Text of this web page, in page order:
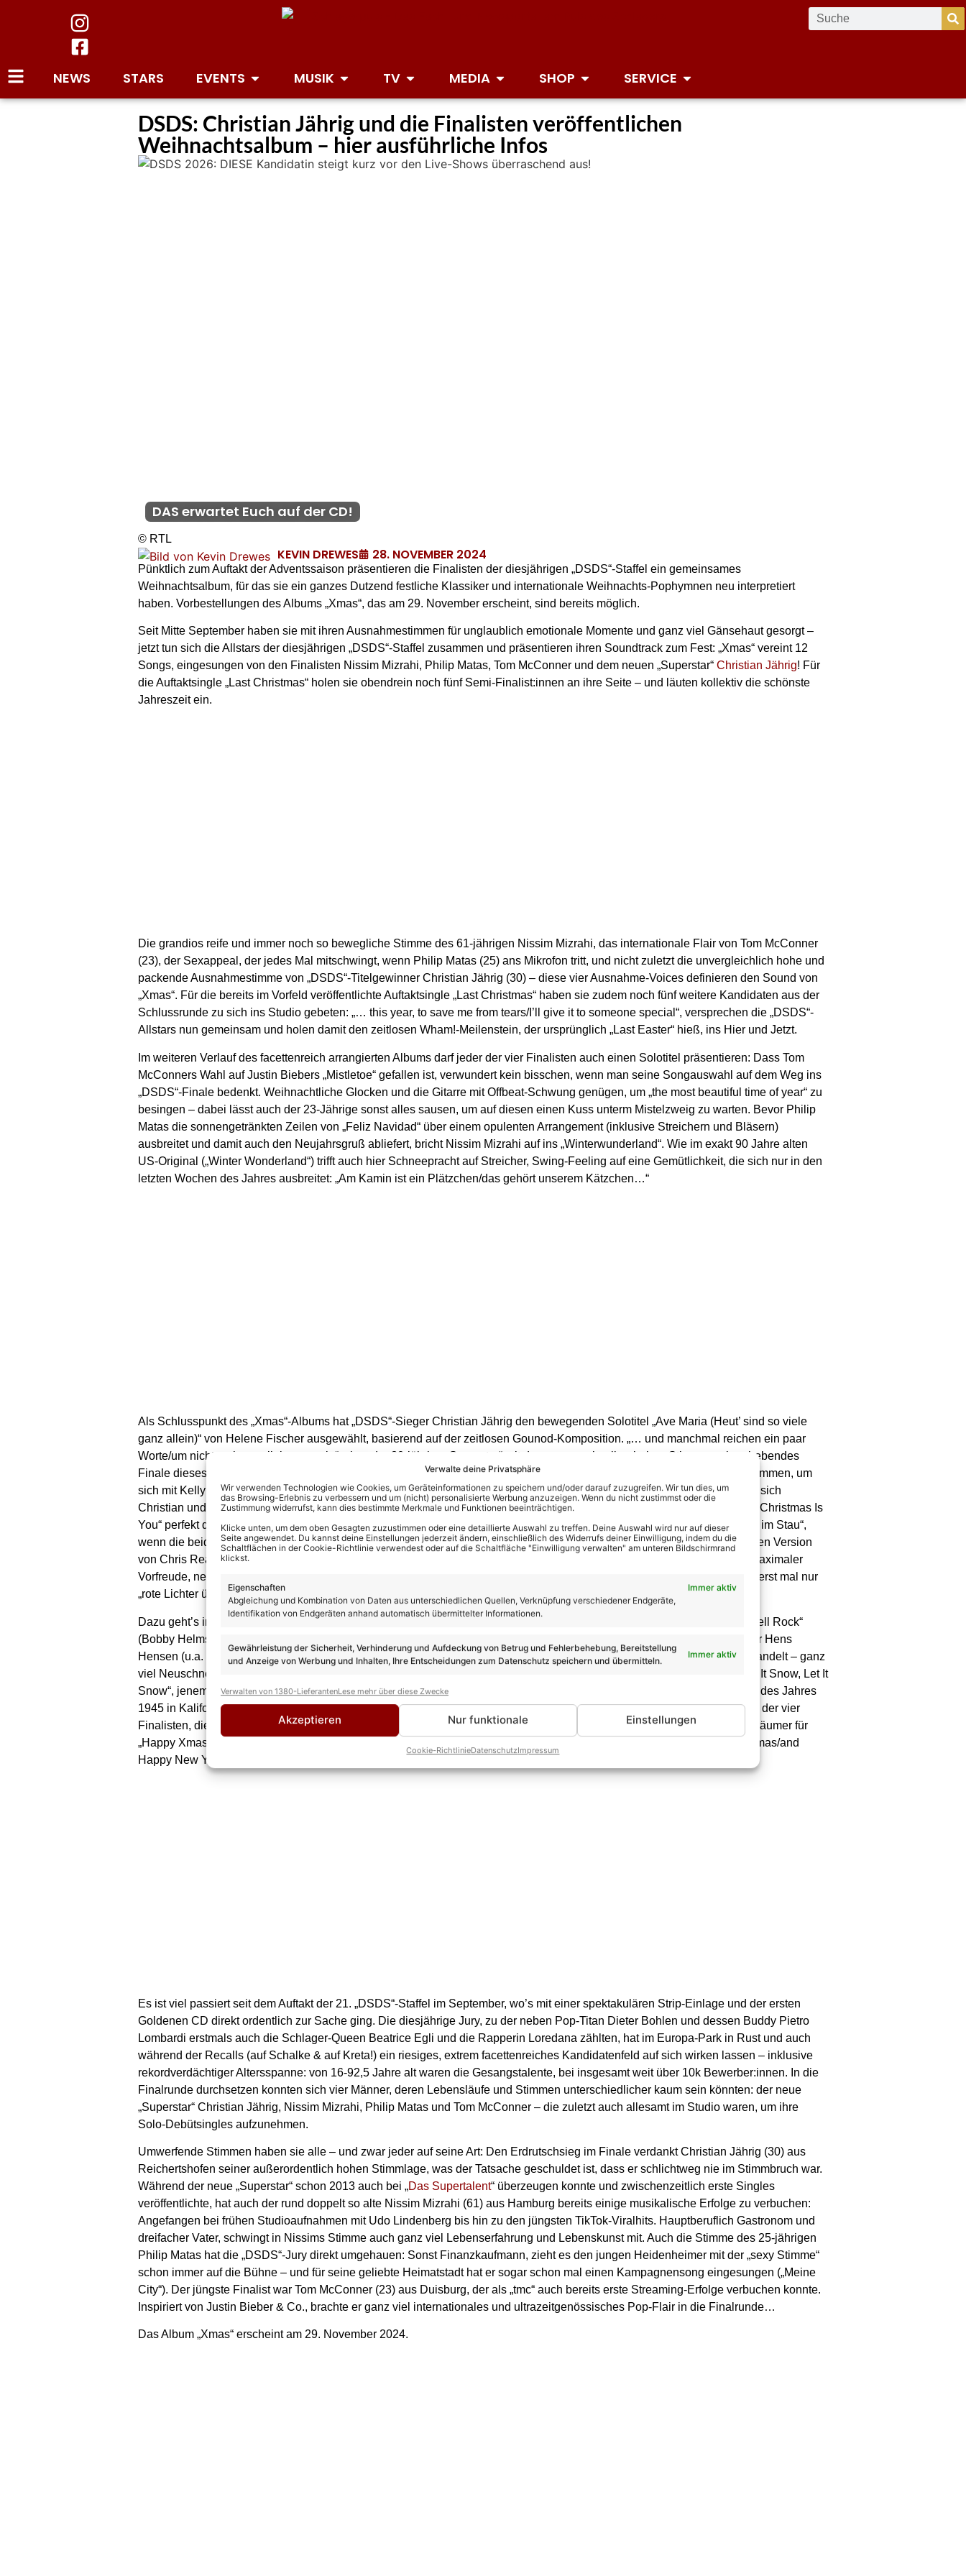
Verwalte deine Privatsphäre
Wir verwenden Technologien wie Cookies, um Geräteinformationen zu speichern und/oder darauf zuzugreifen. Wir tun dies, um
das Browsing-Erlebnis zu verbessern und um (nicht) personalisierte Werbung anzuzeigen. Wenn du nicht zustimmst oder die
Zustimmung widerrufst, kann dies bestimmte Merkmale und Funktionen beeinträchtigen.
Klicke unten, um dem oben Gesagten zuzustimmen oder eine detaillierte Auswahl zu treffen. Deine Auswahl wird nur auf dieser
Seite angewendet. Du kannst deine Einstellungen jederzeit ändern, einschließlich des Widerrufs deiner Einwilligung, indem du die
Schaltflächen in der Cookie-Richtlinie verwendest oder auf die Schaltfläche "Einwilligung verwalten" am unteren Bildschirmrand
klickst.
Eigenschaften
Immer aktiv
Abgleichung und Kombination von Daten aus unterschiedlichen Quellen, Verknüpfung verschiedener Endgeräte,
Identifikation von Endgeräten anhand automatisch übermittelter Informationen.
Gewährleistung der Sicherheit, Verhinderung und Aufdeckung von Betrug und Fehlerbehebung, Bereitstellung
und Anzeige von Werbung und Inhalten, Ihre Entscheidungen zum Datenschutz speichern und übermitteln.
Immer aktiv
Verwalten von 1380-LieferantenLese mehr über diese Zwecke
Akzeptieren Nur funktionale Einstellungen
Cookie-RichtlinieDatenschutzImpressum
NEWS STARS EVENTS MUSIK TV MEDIA SHOP SERVICE
DSDS: Christian Jährig und die Finalisten veröffentlichen
Weihnachtsalbum – hier ausführliche Infos
DAS erwartet Euch auf der CD!
© RTL
KEVIN DREWES 28. NOVEMBER 2024
Pünktlich zum Auftakt der Adventssaison präsentieren die Finalisten der diesjährigen „DSDS“-Staffel ein gemeinsames
Weihnachtsalbum, für das sie ein ganzes Dutzend festliche Klassiker und internationale Weihnachts-Pophymnen neu interpretiert
haben. Vorbestellungen des Albums „Xmas“, das am 29. November erscheint, sind bereits möglich.
Seit Mitte September haben sie mit ihren Ausnahmestimmen für unglaublich emotionale Momente und ganz viel Gänsehaut gesorgt –
jetzt tun sich die Allstars der diesjährigen „DSDS“-Staffel zusammen und präsentieren ihren Soundtrack zum Fest: „Xmas“ vereint 12
Songs, eingesungen von den Finalisten Nissim Mizrahi, Philip Matas, Tom McConner und dem neuen „Superstar“ Christian Jährig! Für
die Auftaktsingle „Last Christmas“ holen sie obendrein noch fünf Semi-Finalist:innen an ihre Seite – und läuten kollektiv die schönste
Jahreszeit ein.
Die grandios reife und immer noch so bewegliche Stimme des 61-jährigen Nissim Mizrahi, das internationale Flair von Tom McConner
(23), der Sexappeal, der jedes Mal mitschwingt, wenn Philip Matas (25) ans Mikrofon tritt, und nicht zuletzt die unvergleichlich hohe und
packende Ausnahmestimme von „DSDS“-Titelgewinner Christian Jährig (30) – diese vier Ausnahme-Voices definieren den Sound von
„Xmas“. Für die bereits im Vorfeld veröffentlichte Auftaktsingle „Last Christmas“ haben sie zudem noch fünf weitere Kandidaten aus der
Schlussrunde zu sich ins Studio gebeten: „… this year, to save me from tears/I’ll give it to someone special“, versprechen die „DSDS“-
Allstars nun gemeinsam und holen damit den zeitlosen Wham!-Meilenstein, der ursprünglich „Last Easter“ hieß, ins Hier und Jetzt.
Im weiteren Verlauf des facettenreich arrangierten Albums darf jeder der vier Finalisten auch einen Solotitel präsentieren: Dass Tom
McConners Wahl auf Justin Biebers „Mistletoe“ gefallen ist, verwundert kein bisschen, wenn man seine Songauswahl auf dem Weg ins
„DSDS“-Finale bedenkt. Weihnachtliche Glocken und die Gitarre mit Offbeat-Schwung genügen, um „the most beautiful time of year“ zu
besingen – dabei lässt auch der 23-Jährige sonst alles sausen, um auf diesen einen Kuss unterm Mistelzweig zu warten. Bevor Philip
Matas die sonnengetränkten Zeilen von „Feliz Navidad“ über einem opulenten Arrangement (inklusive Streichern und Bläsern)
ausbreitet und damit auch den Neujahrsgruß abliefert, bricht Nissim Mizrahi auf ins „Winterwunderland“. Wie im exakt 90 Jahre alten
US-Original („Winter Wonderland“) trifft auch hier Schneepracht auf Streicher, Swing-Feeling auf eine Gemütlichkeit, die sich nur in den
letzten Wochen des Jahres ausbreitet: „Am Kamin ist ein Plätzchen/das gehört unserem Kätzchen…“
Als Schlusspunkt des „Xmas“-Albums hat „DSDS“-Sieger Christian Jährig den bewegenden Solotitel „Ave Maria (Heut’ sind so viele
ganz allein)“ von Helene Fischer ausgewählt, basierend auf der zeitlosen Gounod-Komposition. „… und manchmal reichen ein paar
Worte/um nicht mehr so alleine zu sein“, singt der 30-jährige „Superstar“ mit der unverwechselbar hohen Stimme – ein erhebendes
Finale dieses Albums, das sonst auch immer wieder Zeitgenössisches beinhaltet: Mal tun sich zwei (Christian + Tom) zusammen, um
sich mit Kelly Clarksons Hit „Underneath The Tree“ einen geliebten Menschen unter den Baum zu wünschen; mal machen sich
Christian und Philip daran, dem gewaltigen Stimmumfang von Mariah Carey zu huldigen, indem sie sich für „All I Want For Christmas Is
You“ perfekt die Bälle am Mikrofon zuspielen. Schließlich strandet Christian gemeinsam mit Nissim auch noch „rettungslos im Stau“,
wenn die beiden ihre tiefentspannte Interpretation von „Ich fahr Weihnachten nach Hause“ zum Besten geben, der deutschen Version
von Chris Reas Welthit „Driving Home For Christmas“ (der übrigens tatsächlich einst im Stau entstand). Angetrieben von maximaler
Vorfreude, nehmen die zwei Kurs auf „Emotionen ohne Pause“ – sehen aber natürlich anstatt der bunten Lichter am Baum erst mal nur
„rote Lichter überall…“
Dazu geht’s immer wieder raus in den Schnee: Mit Rock & Roll und Sing-Ära-Jazz flirten Nissim und Tom für den „Jingle Bell Rock“
(Bobby Helms, 1957), maximal erhebend und feierlich beginnen Tom und Philip ihr „White Christmas“, das Album-Producer Hens
Hensen (u.a. Beatrice Egli, Eloy de Jong, Vincent Gross, Andrea Berg) schließlich in eine stadiongroße Rockballade verwandelt – ganz
viel Neuschnee und Feuerwerk inklusive! Philip und Nissim bitten schließlich um noch mehr weiße Winterpracht – mit „Let It Snow, Let It
Snow“, jenem swingenden Weihnachtsklassiker (u.a. Dean Martin, Michael Bublé), der doch tatsächlich am heißesten Tag des Jahres
1945 in Kalifornien komponiert wurde. Ein absolutes Highlight des „Xmas“-Albums ist schließlich auch der Eröffnungstrack der vier
Finalisten, die sich für den Opener das Mikrofon teilen: Wie einst John Lennon und Yoko Ono, bringen die vier „DSDS“-Abräumer für
„Happy Xmas (War Is Over)“ auch eine aktuell so wichtige Friedensbotschaft ins Spiel, wenn es heißt: „A very Merry Christmas/and
Happy New Year/Let’s hope it’s a good one/Without any fear.“
Es ist viel passiert seit dem Auftakt der 21. „DSDS“-Staffel im September, wo’s mit einer spektakulären Strip-Einlage und der ersten
Goldenen CD direkt ordentlich zur Sache ging. Die diesjährige Jury, zu der neben Pop-Titan Dieter Bohlen und dessen Buddy Pietro
Lombardi erstmals auch die Schlager-Queen Beatrice Egli und die Rapperin Loredana zählten, hat im Europa-Park in Rust und auch
während der Recalls (auf Schalke & auf Kreta!) ein riesiges, extrem facettenreiches Kandidatenfeld auf sich wirken lassen – inklusive
rekordverdächtiger Altersspanne: von 16-92,5 Jahre alt waren die Gesangstalente, bei insgesamt weit über 10k Bewerber:innen. In die
Finalrunde durchsetzen konnten sich vier Männer, deren Lebensläufe und Stimmen unterschiedlicher kaum sein könnten: der neue
„Superstar“ Christian Jährig, Nissim Mizrahi, Philip Matas und Tom McConner – die zuletzt auch allesamt im Studio waren, um ihre
Solo-Debütsingles aufzunehmen.
Umwerfende Stimmen haben sie alle – und zwar jeder auf seine Art: Den Erdrutschsieg im Finale verdankt Christian Jährig (30) aus
Reichertshofen seiner außerordentlich hohen Stimmlage, was der Tatsache geschuldet ist, dass er schlichtweg nie im Stimmbruch war.
Während der neue „Superstar“ schon 2013 auch bei „Das Supertalent“ überzeugen konnte und zwischenzeitlich erste Singles
veröffentlichte, hat auch der rund doppelt so alte Nissim Mizrahi (61) aus Hamburg bereits einige musikalische Erfolge zu verbuchen:
Angefangen bei frühen Studioaufnahmen mit Udo Lindenberg bis hin zu den jüngsten TikTok-Viralhits. Hauptberuflich Gastronom und
dreifacher Vater, schwingt in Nissims Stimme auch ganz viel Lebenserfahrung und Lebenskunst mit. Auch die Stimme des 25-jährigen
Philip Matas hat die „DSDS“-Jury direkt umgehauen: Sonst Finanzkaufmann, zieht es den jungen Heidenheimer mit der „sexy Stimme“
schon immer auf die Bühne – und für seine geliebte Heimatstadt hat er sogar schon mal einen Kampagnensong eingesungen („Meine
City“). Der jüngste Finalist war Tom McConner (23) aus Duisburg, der als „tmc“ auch bereits erste Streaming-Erfolge verbuchen konnte.
Inspiriert von Justin Bieber & Co., brachte er ganz viel internationales und ultrazeitgenössisches Pop-Flair in die Finalrunde…
Das Album „Xmas“ erscheint am 29. November 2024.